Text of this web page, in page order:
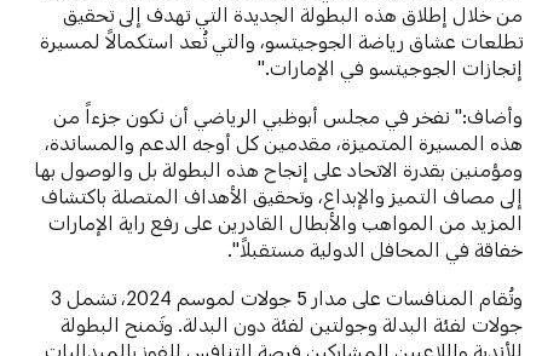
من خلال إطلاق هذه البطولة الجديدة التي تهدف إلى تحقيق
تطلعات عشاق رياضة الجوجيتسو، والتي تُعد استكمالاً لمسيرة
إنجازات الجوجيتسو في الإمارات."
وأضاف:" نفخر في مجلس أبوظبي الرياضي أن نكون جزءاً من
هذه المسيرة المتميزة، مقدمين كل أوجه الدعم والمساندة،
ومؤمنين بقدرة الاتحاد على إنجاح هذه البطولة بل والوصول بها
إلى مصاف التميز والإبداع، وتحقيق الأهداف المتصلة باكتشاف
المزيد من المواهب والأبطال القادرين على رفع راية الإمارات
خفاقة في المحافل الدولية مستقبلاً".
وتُقام المنافسات على مدار 5 جولات لموسم 2024، تشمل 3
جولات لفئة البدلة وجولتين لفئة دون البدلة. وتَمنح البطولة
للأندية واللاعبين المشاركين فرصة التنافس للفوز بالميداليات